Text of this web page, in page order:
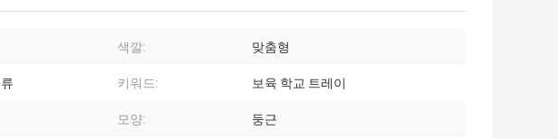
색깔: 맞춤형
키워드: 보육 학교 트레이
모양: 둥근